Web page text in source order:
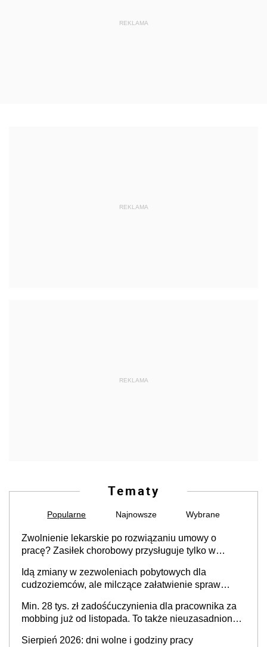
REKLAMA
REKLAMA
REKLAMA
Tematy
Popularne Najnowsze Wybrane
Zwolnienie lekarskie po rozwiązaniu umowy o
pracę? Zasiłek chorobowy przysługuje tylko w
stosunku pracy
Idą zmiany w zezwoleniach pobytowych dla
cudzoziemców, ale milczące załatwienie spraw
Min. 28 tys. zł zadośćuczynienia dla pracownika za
mobbing już od listopada. To także nieuzasadniona
Sierpień 2026: dni wolne i godziny pracy